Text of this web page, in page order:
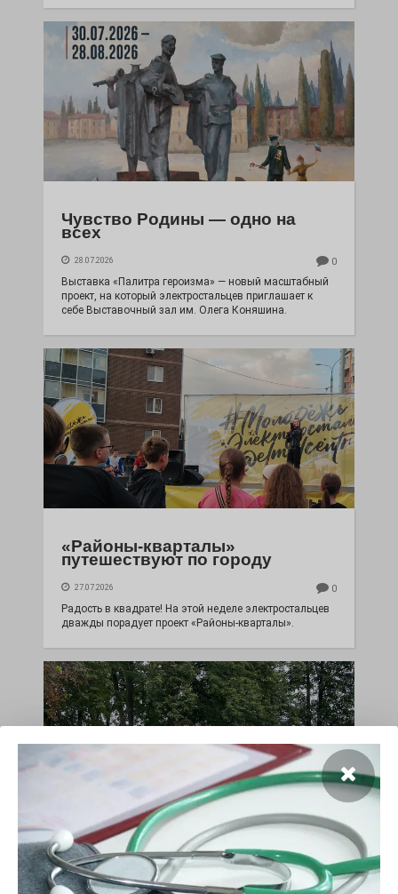
Чувство Родины — одно на
всех
28.07.2026 0
Выставка «Палитра героизма» — новый масштабный
проект, на который электростальцев приглашает к
себе Выставочный зал им. Олега Коняшина.
«Районы-кварталы»
путешествуют по городу
27.07.2026 0
Радость в квадрате! На этой неделе электростальцев
дважды порадует проект «Районы-кварталы».
100 футов под килем!
26.07.2026 0